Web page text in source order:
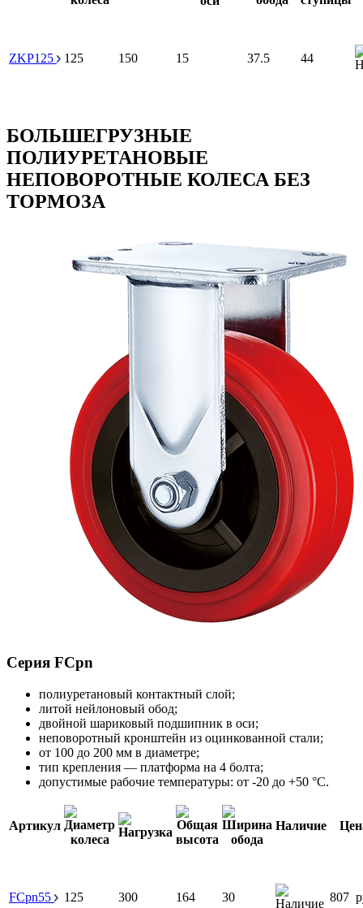
ZKP125 125 150 15 37.5 44
БОЛЬШЕГРУЗНЫЕ
ПОЛИУРЕТАНОВЫЕ
НЕПОВОРОТНЫЕ КОЛЕСА БЕЗ
ТОРМОЗА
Серия FCpn
полиуретановый контактный слой;
литой нейлоновый обод;
двойной шариковый подшипник в оси;
неповоротный кронштейн из оцинкованной стали;
от 100 до 200 мм в диаметре;
тип крепления — платформа на 4 болта;
допустимые рабочие температуры: от -20 до +50 °С.
Артикул Наличие
FCpn55 125 300 164 30 807